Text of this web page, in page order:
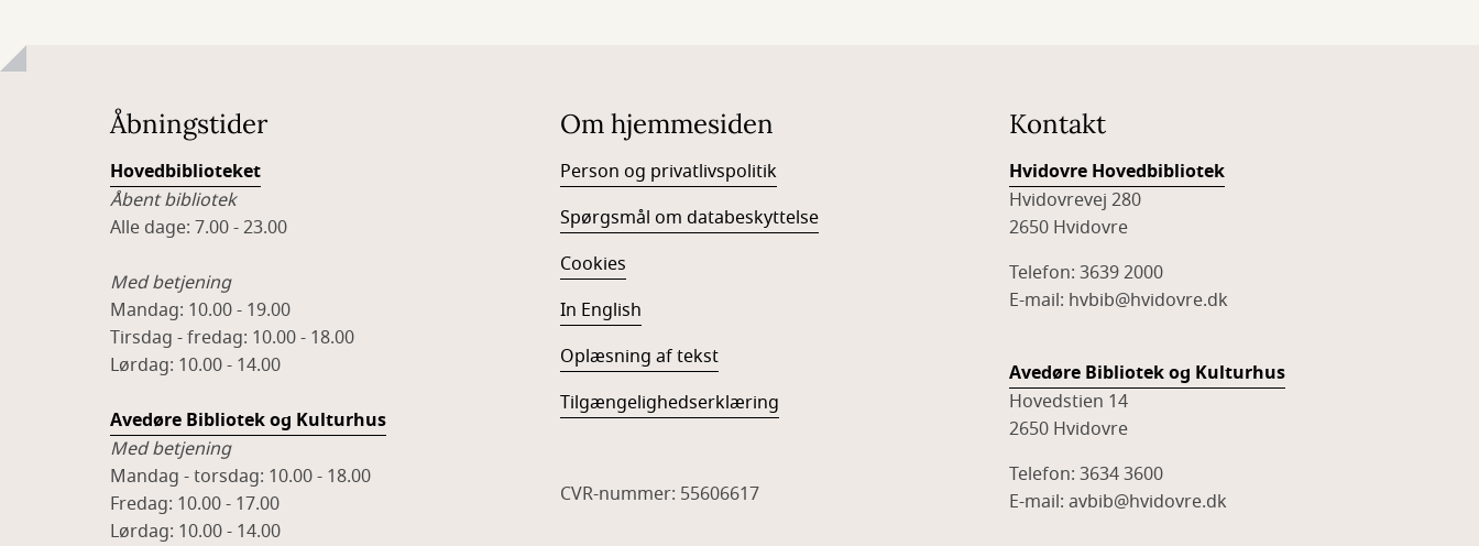
Åbningstider
Hovedbiblioteket
Åbent bibliotek
Alle dage: 7.00 - 23.00
Med betjening
Mandag: 10.00 - 19.00
Tirsdag - fredag: 10.00 - 18.00
Lørdag: 10.00 - 14.00
Avedøre Bibliotek og Kulturhus
Med betjening
Mandag - torsdag: 10.00 - 18.00
Fredag: 10.00 - 17.00
Lørdag: 10.00 - 14.00
Om hjemmesiden
Person og privatlivspolitik
Spørgsmål om databeskyttelse
Cookies
In English
Oplæsning af tekst
Tilgængelighedserklæring
CVR-nummer: 55606617
Kontakt
Hvidovre Hovedbibliotek
Hvidovrevej 280
2650 Hvidovre
Telefon: 3639 2000
E-mail: hvbib@hvidovre.dk
Avedøre Bibliotek og Kulturhus
Hovedstien 14
2650 Hvidovre
Telefon: 3634 3600
E-mail: avbib@hvidovre.dk